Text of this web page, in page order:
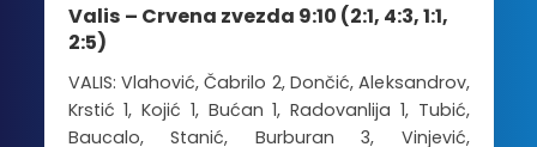
Valis – Crvena zvezda 9:10 (2:1, 4:3, 1:1,
2:5)
VALIS: Vlahović, Čabrilo 2, Dončić, Aleksandrov,
Krstić 1, Kojić 1, Bućan 1, Radovanlija 1, Tubić,
Baucalo, Stanić, Burburan 3, Vinjević,